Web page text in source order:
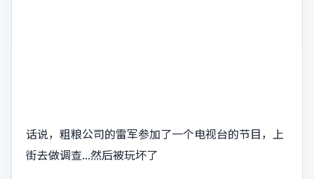
话说，粗粮公司的雷军参加了一个电视台的节目，上
街去做调查...然后被玩坏了